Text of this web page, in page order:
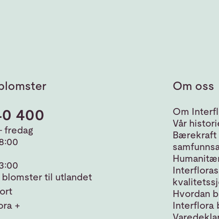
400
fredag
blomster til utlandet
+
Om oss
Om
Vår
Bærekraft
Interfloras
Hvordan
Interflora